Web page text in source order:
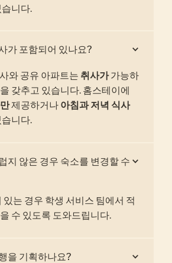
니다.
가 포함되어 있나요?
와 공유 아파트는 취사가가능하
갖추고 있습니다. 홈스테이에
제공하거나 아침과 저녁 식사
니다.
지 않은 경우 숙소를 변경할 수
있는 경우 학생 서비스 팀에서 적
수 있도록 도와드립니다.
을 기획하나요?